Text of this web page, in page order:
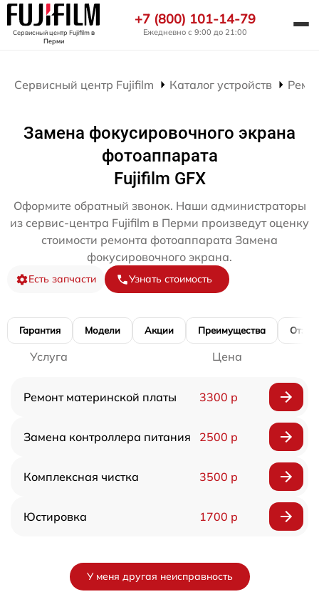
Сервисный центр Fujifilmв
Перми
+7 (800) 101-14-79
Ежедневно с 9:00 до 21:00
Сервисный центр Fujifilm Каталог устройств
Замена фокусировочного экрана
фотоаппарата
Fujifilm GFX
Оформите обратный звонок. Наши администраторы
из сервис-центра Fujifilm в Перми произведут оценку
стоимости ремонта фотоаппарата Замена
фокусировочного экрана.
Есть запчасти Узнать стоимость
Гарантия Модели Акции Преимущества
Услуга Цена
Ремонт материнской платы 3300 р
Замена контроллера питания 2500 р
Комплексная чистка 3500 р
Юстировка 1700 р
У меня другая неисправность